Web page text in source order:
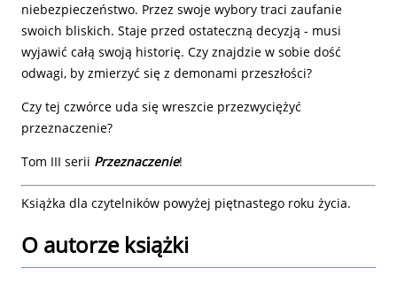
niebezpieczeństwo. Przez swoje wybory traci zaufanie
swoich bliskich. Staje przed ostateczną decyzją - musi
wyjawić całą swoją historię. Czy znajdzie w sobie dość
odwagi, by zmierzyć się z demonami przeszłości?
Czy tej czwórce uda się wreszcie przezwyciężyć
przeznaczenie?
Tom III serii Przeznaczenie!
Książka dla czytelników powyżej piętnastego roku życia.
O autorze książki